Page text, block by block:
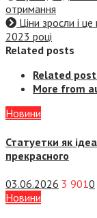
отримання
Ціни зросли і
2023 році
Related posts
Related
More from
Новини
Статуетки як
прекрасного
03.06.2026 3 9010
Новини